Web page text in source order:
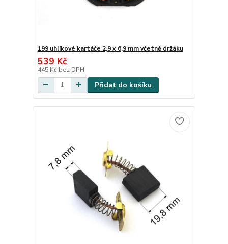
199 uhlíkové kartáče 2,9 x 6,9 mm včetně držáku
539 Kč
445 Kč bez DPH
Přidat do košíku